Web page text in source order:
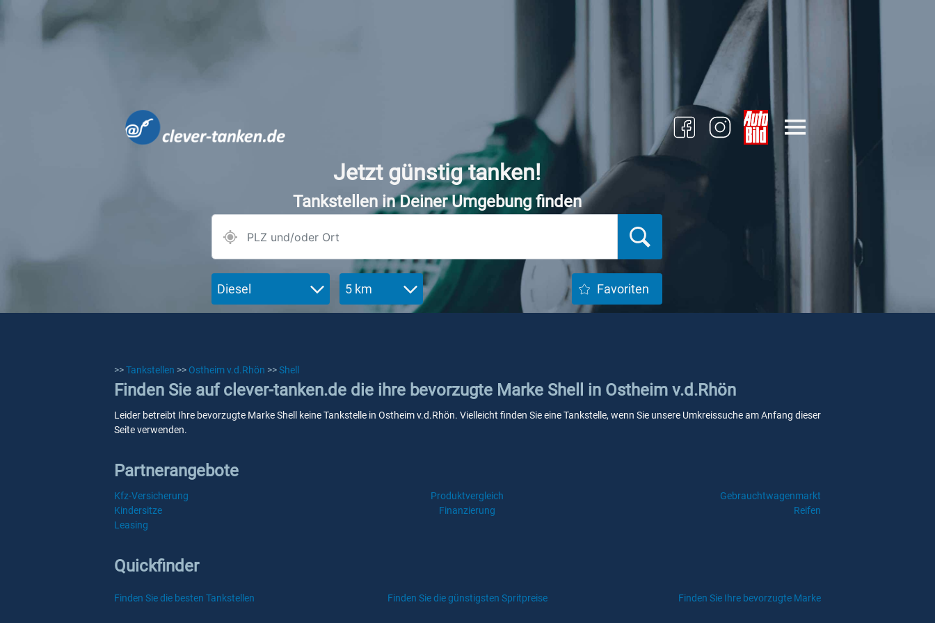
Jetzt günstig tanken!
Tankstellen in Deiner Umgebung finden
Diesel 5 km Favoriten
>>Tankstellen >> Ostheim v.d.Rhön >>Shell
Finden Sie auf clever-tanken.de die ihre bevorzugte Marke Shell in Ostheim v.d.Rhön
Leider betreibt Ihre bevorzugte Marke Shell keine Tankstelle in Ostheim v.d.Rhön. Vielleicht finden Sie eine Tankstelle, wenn Sie unsere Umkreissuche am Anfang dieser
Seite verwenden.
Partnerangebote
Kfz-Versicherung Produktvergleich
Gebrauchtwagenmarkt
Kindersitze
Finanzierung
Reifen
Leasing
Quickfinder
Finden Sie die besten Tankstellen Finden Sie die günstigsten Spritpreise Finden Sie Ihre bevorzugte Marke